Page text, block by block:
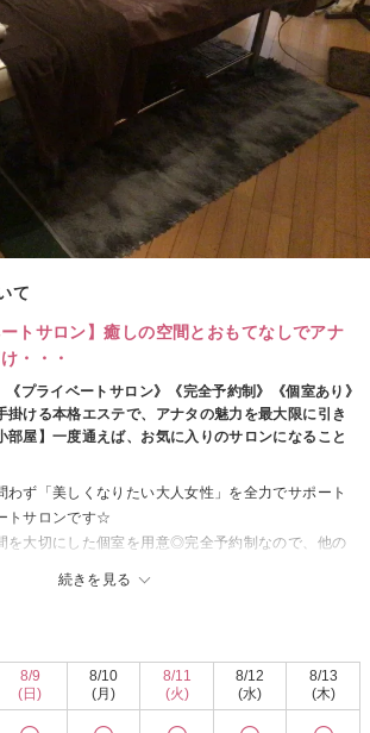
て
ートサロン】癒しの空間とおもてなしでアナ
・・・
《プライベートサロン》《完全予約制》《個室あり》
掛ける本格エステで、アナタの魅力を最大限に引き
部屋】一度通えば、お気に入りのサロンになること
続きを見る
わず「美しくなりたい大人女性」を全力でサポート
トサロンです☆
を大切にした個室を用意◎完全予約制なので、他の
ージで、筋肉をほぐし、フェイスからデコルテまで
てくれるので、フェイスラインがスッキリ♪♪仕上げ
8/9
(日)
8/10
(月)
8/11
(火)
8/12
(水)
8/13
(木)